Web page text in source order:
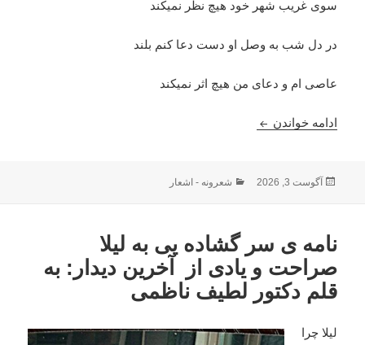
سوى غريب شهر خود هيچ نظر نميكند
در دل شب به وصل او دست دعا كنم بلند
عاصى ام و دعاى من هيچ اثر نميكند
ادامه خواندن طبع شکسته : نوشته نذیر ظفر
ارسال
آگوست 3, 2026 دسته‌ها
شعرونه - اشعار
نامه ی سر گشاده يی به ليلا
صراحت و یادی از آخرین دیدار: به
قلم دکتور لطیف ناظمی
ليلا چرا